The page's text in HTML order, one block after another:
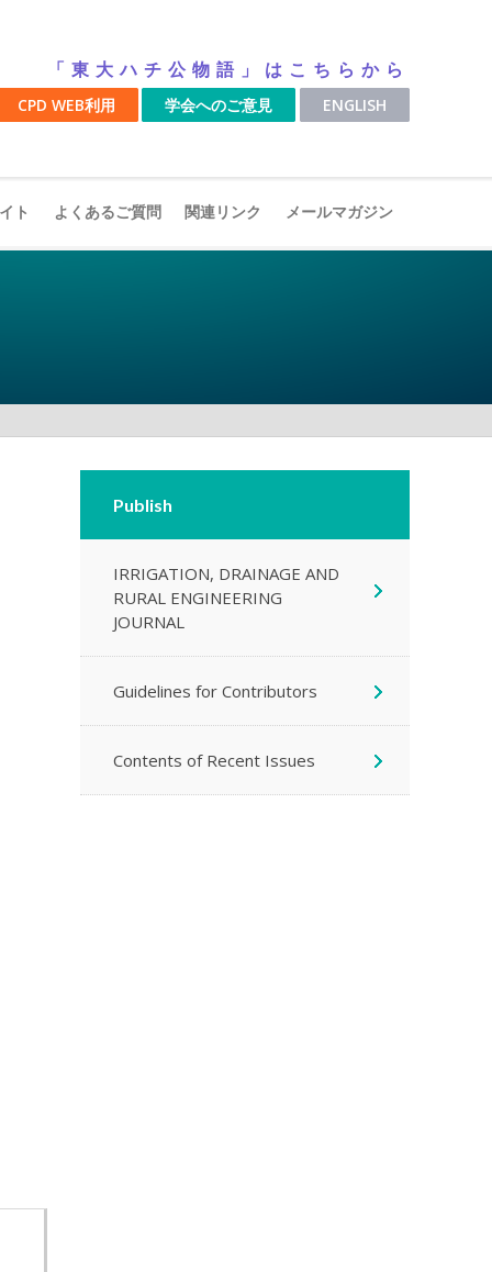
「東大ハチ公物語」はこちらから
CPD WEB利用 学会へのご意見 ENGLISH
ト よくあるご質問 関連リンク メールマガジン
Publish
IRRIGATION, DRAINAGE AND
RURAL ENGINEERING
JOURNAL
Guidelines for Contributors
Contents of Recent Issues